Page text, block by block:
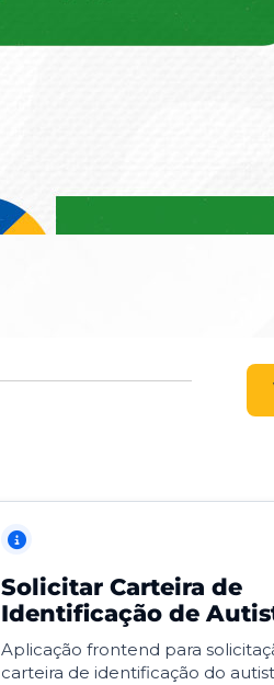
Solicitar Carteira de
Identificação de
Aplicação frontend para
carteira de identificação do